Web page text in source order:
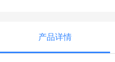
产品详情